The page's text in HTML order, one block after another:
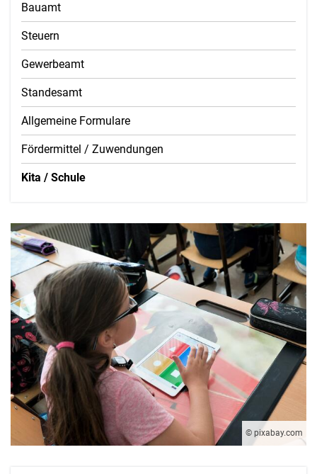
Bauamt
Steuern
Gewerbeamt
Standesamt
Allgemeine Formulare
Fördermittel / Zuwendungen
Kita / Schule
© pixabay.com